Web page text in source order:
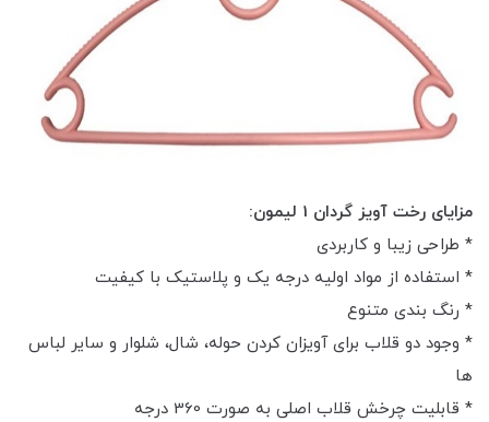
مزایای رخت آویز گردان 1 لیمون:
* طراحی زیبا و کاربردی
* استفاده از مواد اولیه درجه یک و پلاستیک با کیفیت
* رنگ بندی متنوع
* وجود دو قلاب برای آویزان کردن حوله، شال، شلوار و سایر لباس
ها
* قابلیت چرخش قلاب اصلی به صورت 360 درجه